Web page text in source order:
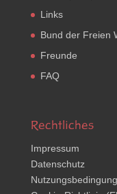
Links
Bund der Freien
Freunde
FAQ
Rechtliches
Impressum
Datenschutz